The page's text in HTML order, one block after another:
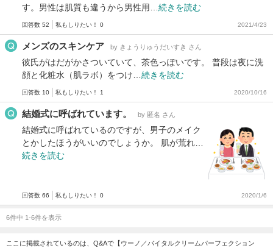
す。男性は肌質も違うから男性用… 続きを読む
回答数 52 私もしりたい！ 0 2021/4/23
メンズのスキンケア by きょうりゅうだいすき さん
彼氏がはだがかさついていて、茶色っぽいです。 普段は夜に洗
顔と化粧水（肌ラボ）をつけ… 続きを読む
回答数 10 私もしりたい！ 1 2020/10/16
結婚式に呼ばれています。 by 匿名 さん
結婚式に呼ばれているのですが、男子のメイク
とかしたほうがいいのでしょうか。 肌が荒れ…
続きを読む
回答数 66 私もしりたい！ 0 2020/1/6
6件中 1-6件を表示
ここに掲載されているのは、Q&Aで【ウーノ／バイタルクリームパーフェクション